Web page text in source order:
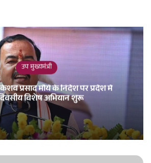
उप मुख्यमंत्री
प्रसाद मौर्य के निर्देश पर प्रदेश में
विशेष अभियान शुरू